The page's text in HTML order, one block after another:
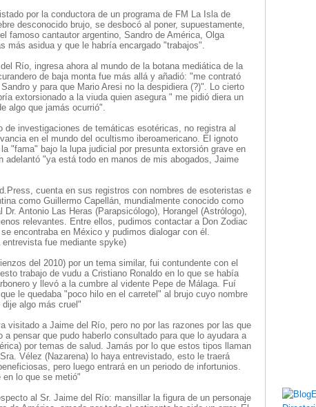
por la conductora de un programa de FM La Isla de
desconocido brujo, se desbocó al poner, supuestamente,
famoso cantautor argentino, Sandro de América, Olga
más asidua y que le habría encargado "trabajos".
Río, ingresa ahora al mundo de la botana mediática de la
de baja monta fue más allá y añadió: "me contrató
y para que Mario Aresi no la despidiera (?)". Lo cierto
extorsionado a la viuda quien asegura " me pidió diera un
algo que jamás ocurrió".
de investigaciones de temáticas esotéricas, no registra al
en el mundo del ocultismo iberoamericano. El ignoto
"fama" bajo la lupa judicial por presunta extorsión grave en
adelantó "ya está todo en manos de mis abogados, Jaime
cuenta en sus registros con nombres de esoteristas e
como Guillermo Capellán, mundialmente conocido como
Antonio Las Heras (Parapsicólogo), Horangel (Astrólogo),
relevantes. Entre ellos, pudimos contactar a Don Zodiac
encontraba en México y pudimos dialogar con él.
fue mediante spyke)
del 2010) por un tema similar, fui contundente con el
trabajo de vudu a Cristiano Ronaldo en lo que se había
y llevó a la cumbre al vidente Pepe de Málaga. Fuí
le quedaba "poco hilo en el carretel" al brujo cuyo nombre
algo más cruel"
visitado a Jaime del Río, pero no por las razones por las que
a pensar que pudo haberlo consultado para que lo ayudara a
por temas de salud. Jamás por lo que estos tipos llaman
Vélez (Nazarena) lo haya entrevistado, esto le traerá
pero luego entrará en un periodo de infortunios.
en lo que se metió"
al Sr. Jaime del Río: mansillar la figura de un personaje